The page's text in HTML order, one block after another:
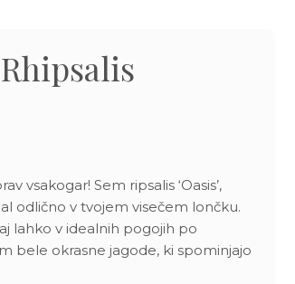
vsakogar! Sem ripsalis ‘Oasis’,
odlično v tvojem visečem lončku.
lahko v idealnih pogojih po
bele okrasne jagode, ki spominjajo